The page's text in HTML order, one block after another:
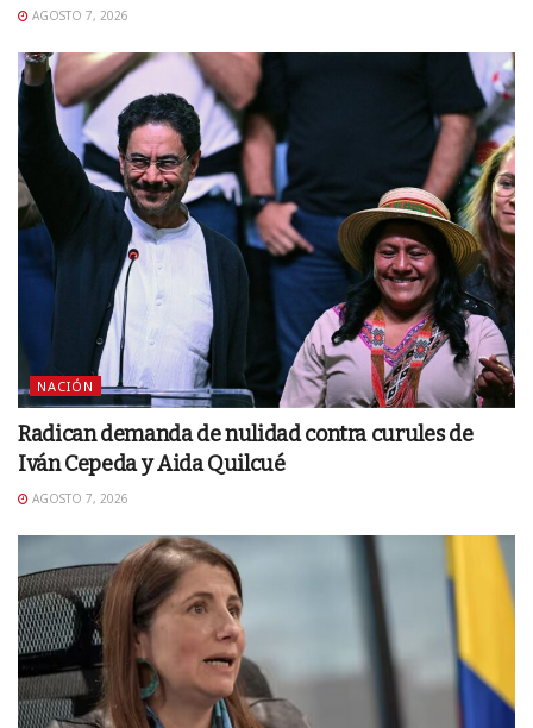
AGOSTO 7, 2026
NACIÓN
Radican demanda de nulidad contra curules de
Iván Cepeda y Aida Quilcué
AGOSTO 7, 2026